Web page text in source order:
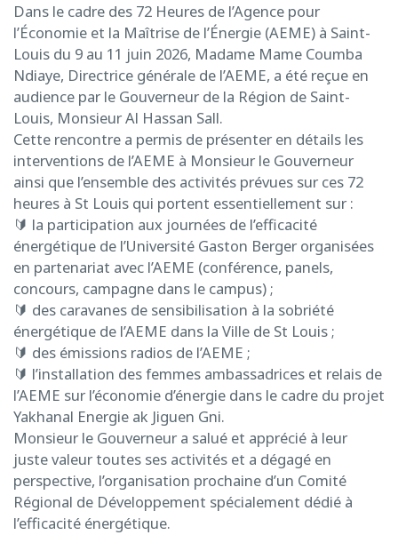
Dans le cadre des 72 Heures de l’Agence pour
l’Économie et la Maîtrise de l’Énergie (AEME) à Saint-
Louis du 9 au 11 juin 2026, Madame Mame Coumba
Ndiaye, Directrice générale de l’AEME, a été reçue en
audience par le Gouverneur de la Région de Saint-
Louis, Monsieur Al Hassan Sall.
Cette rencontre a permis de présenter en détails les
interventions de l’AEME à Monsieur le Gouverneur
ainsi que l’ensemble des activités prévues sur ces 72
heures à St Louis qui portent essentiellement sur :
🔰 la participation aux journées de l’efficacité
énergétique de l’Université Gaston Berger organisées
en partenariat avec l’AEME (conférence, panels,
concours, campagne dans le campus) ;
🔰 des caravanes de sensibilisation à la sobriété
énergétique de l’AEME dans la Ville de St Louis ;
🔰 des émissions radios de l’AEME ;
🔰 l’installation des femmes ambassadrices et relais de
l’AEME sur l’économie d’énergie dans le cadre du projet
Yakhanal Energie ak Jiguen Gni.
Monsieur le Gouverneur a salué et apprécié à leur
juste valeur toutes ses activités et a dégagé en
perspective, l’organisation prochaine d’un Comité
Régional de Développement spécialement dédié à
l’efficacité énergétique.